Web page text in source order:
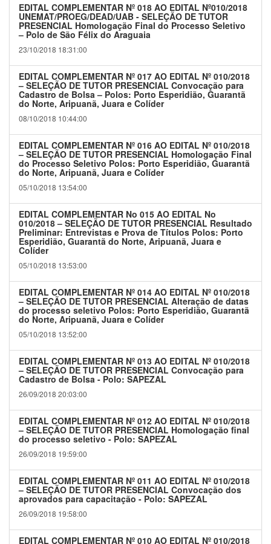
EDITAL COMPLEMENTAR Nº 018 AO EDITAL Nº010/2018
UNEMAT/PROEG/DEAD/UAB - SELEÇÃO DE TUTOR
PRESENCIAL Homologação Final do Processo Seletivo
– Polo de São Félix do Araguaia
23/10/2018 18:31:00
EDITAL COMPLEMENTAR Nº 017 AO EDITAL Nº 010/2018
– SELEÇÃO DE TUTOR PRESENCIAL Convocação para
Cadastro de Bolsa – Polos: Porto Esperidião, Guarantã
do Norte, Aripuanã, Juara e Colíder
08/10/2018 10:44:00
EDITAL COMPLEMENTAR Nº 016 AO EDITAL Nº 010/2018
– SELEÇÃO DE TUTOR PRESENCIAL Homologação Final
do Processo Seletivo Polos: Porto Esperidião, Guarantã
do Norte, Aripuanã, Juara e Colíder
05/10/2018 13:54:00
EDITAL COMPLEMENTAR No 015 AO EDITAL No
010/2018 – SELEÇÃO DE TUTOR PRESENCIAL Resultado
Preliminar: Entrevistas e Prova de Títulos Polos: Porto
Esperidião, Guarantã do Norte, Aripuanã, Juara e
Colíder
05/10/2018 13:53:00
EDITAL COMPLEMENTAR Nº 014 AO EDITAL Nº 010/2018
– SELEÇÃO DE TUTOR PRESENCIAL Alteração de datas
do processo seletivo Polos: Porto Esperidião, Guarantã
do Norte, Aripuanã, Juara e Colíder
05/10/2018 13:52:00
EDITAL COMPLEMENTAR Nº 013 AO EDITAL Nº 010/2018
– SELEÇÃO DE TUTOR PRESENCIAL Convocação para
Cadastro de Bolsa - Polo: SAPEZAL
26/09/2018 20:03:00
EDITAL COMPLEMENTAR Nº 012 AO EDITAL Nº 010/2018
– SELEÇÃO DE TUTOR PRESENCIAL Homologação final
do processo seletivo - Polo: SAPEZAL
26/09/2018 19:59:00
EDITAL COMPLEMENTAR Nº 011 AO EDITAL Nº 010/2018
– SELEÇÃO DE TUTOR PRESENCIAL Convocação dos
aprovados para capacitação - Polo: SAPEZAL
26/09/2018 19:58:00
EDITAL COMPLEMENTAR Nº 010 AO EDITAL Nº 010/2018